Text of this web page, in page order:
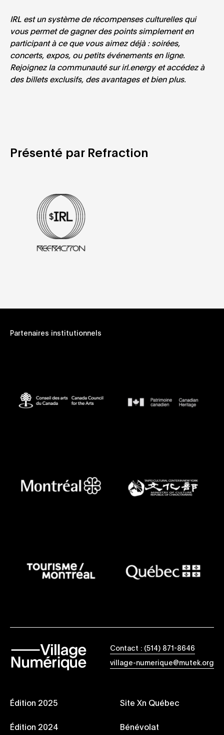
IRL est un système de récompenses culturelles qui
vous permet de gagner des points simplement en
participant à ce que vous aimez déjà : soirées,
concerts, expos, ou petits événements en ligne.
Rejoignez la communauté sur irl.energy et accédez à
des billets exclusifs, des avantages et bien plus.
Présenté par Refraction
Partenaires institutionnels
Édition 2025
Édition 2024
Site Xn Québec
Bénévolat
Contact : (514) 871-8646
village-numerique@mutek.org